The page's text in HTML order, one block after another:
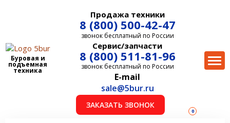
Буровая и
подъемная
техника
Продажа техники
8 (800) 500-42-47
звонок бесплатный по России
Сервис/запчасти
8 (800) 511-81-96
звонок бесплатный по России
E-mail
sale@5bur.ru
ЗАКАЗАТЬ ЗВОНОК
0